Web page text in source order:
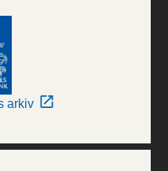
arkiv